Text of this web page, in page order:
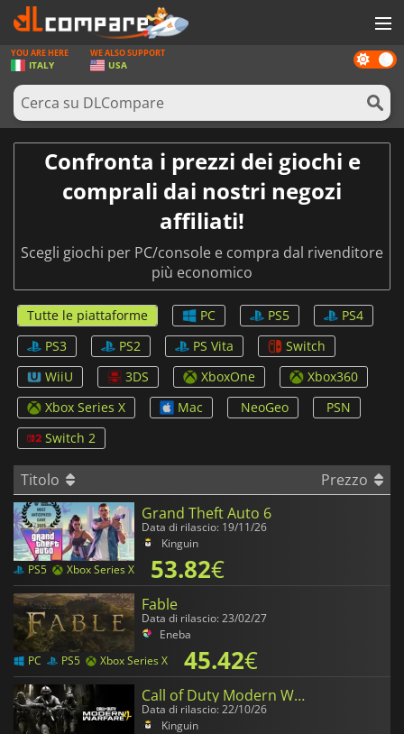
GIOCHI
PREPAGATE
SOFTWARE
REWARDS
Dark
mode
YOU ARE HERE
ITALY
WE ALSO SUPPORT
USA
Confronta i prezzi dei giochi e
comprali dai nostri negozi
affiliati!
Scegli giochi per PC/console e compra dal rivenditore
più economico
Tutte le piattaforme PC PS5
PS4
PS3
PS2 PS Vita
Switch
WiiU
3DS XboxOne
Xbox360
Xbox Series X
Mac NeoGeo
PSN
Switch 2
Titolo
Prezzo
Grand Theft Auto 6
Data di rilascio: 19/11/26
Kinguin
PS5
Xbox Series X 53.82€
Fable
Data di rilascio: 23/02/27
Eneba
PC
PS5 Xbox Series X 45.42€
Call of Duty Modern Warfare 4
Data di rilascio: 22/10/26
Kinguin